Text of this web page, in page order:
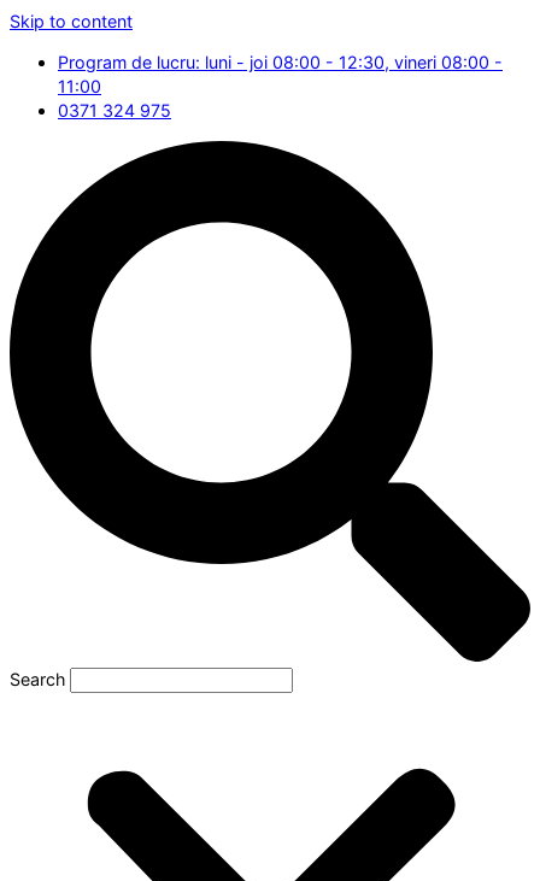
Skip to content
Program de lucru: luni - joi 08:00 - 12:30, vineri 08:00 -
11:00
0371 324 975
Search